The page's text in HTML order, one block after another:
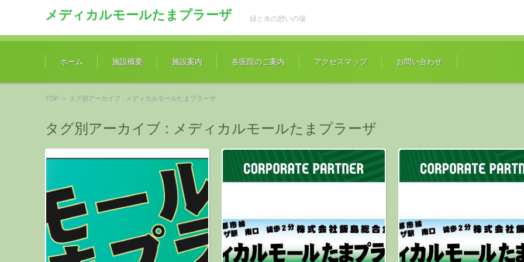
メディカルモールたまプラーザ 緑と水の憩いの場
コンテンツに移動
ホーム 施設概要 施設案内 各医院のご案内 アクセスマップ お問い合わせ
TOP > タグ別アーカイブ : メディカルモールたまプラーザ
タグ別アーカイブ : メディカルモールたまプラーザ